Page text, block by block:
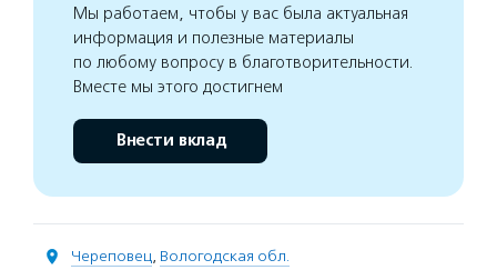
Мы работаем, чтобы у вас была актуальная
информация и полезные материалы
по любому вопросу в благотворительности.
Вместе мы этого достигнем
Внести вклад
Череповец, Вологодская обл.